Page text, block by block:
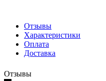
Отзывы
Характеристики
Оплата
Доставка
Отзывы